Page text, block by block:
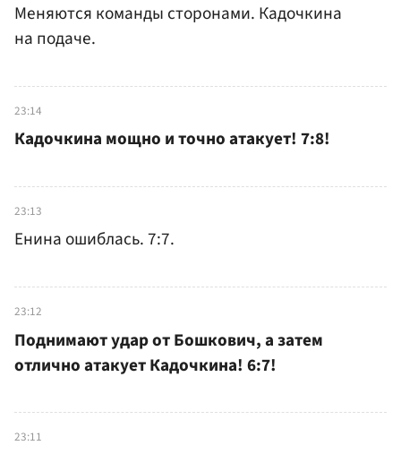
Меняются команды сторонами. Кадочкина
на подаче.
23:14
Кадочкина мощно и точно атакует! 7:8!
23:13
Енина ошиблась. 7:7.
23:12
Поднимают удар от Бошкович, а затем
отлично атакует Кадочкина! 6:7!
23:11